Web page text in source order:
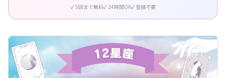
5回まで無料 24時間OK 登録不要